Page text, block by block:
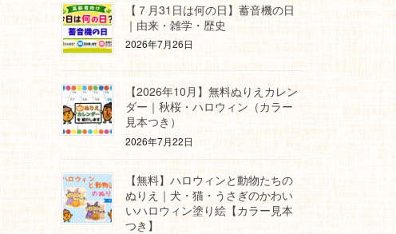
【７月31日は何の日】蓄音機の日
｜由来・雑学・歴史
2026年7月26日
【2026年10月】無料ぬりえカレン
ダー｜秋桜・ハロウィン（カラー
見本つき）
2026年7月22日
【無料】ハロウィンと動物たちの
ぬりえ｜犬・猫・うさぎのかわい
いハロウィン塗り絵【カラー見本
つき】